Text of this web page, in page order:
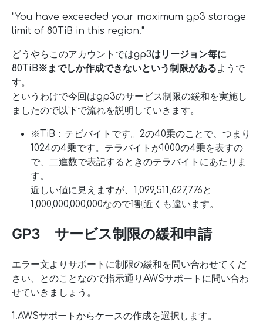
"You have exceeded your maximum gp3 storage
limit of 80TiB in this region."
どうやらこのアカウントではgp3はリージョン毎に
80TiB※までしか作成できないという制限があるようで
す。
というわけで今回はgp3のサービス制限の緩和を実施し
ましたので以下で流れを説明していきます。
※TiB：テビバイトです。2の40乗のことで、つまり
1024の4乗です。テラバイトが1000の4乗を表すの
で、二進数で表記するときのテラバイトにあたりま
す。
近しい値に見えますが、1,099,511,627,776と
1,000,000,000,000なので1割近くも違います。
GP3 サービス制限の緩和申請
エラー文よりサポートに制限の緩和を問い合わせてくだ
さい、とのことなので指示通りAWSサポートに問い合わ
せていきましょう。
1.AWSサポートからケースの作成を選択します。